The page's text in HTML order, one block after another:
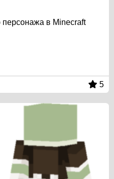
персонажа в Minecraft
5